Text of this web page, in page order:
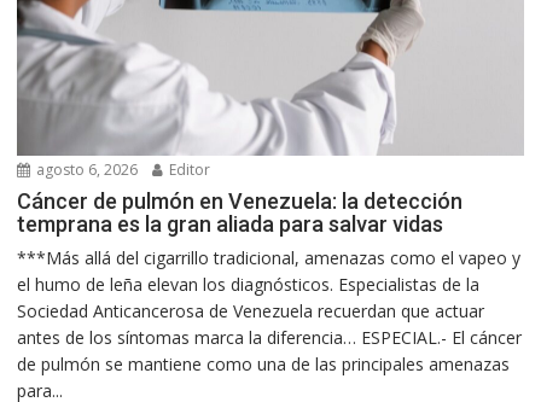
agosto 6, 2026 Editor
Cáncer de pulmón en Venezuela: la detección
temprana es la gran aliada para salvar vidas
***Más allá del cigarrillo tradicional, amenazas como el vapeo y
el humo de leña elevan los diagnósticos. Especialistas de la
Sociedad Anticancerosa de Venezuela recuerdan que actuar
antes de los síntomas marca la diferencia… ESPECIAL.- El cáncer
de pulmón se mantiene como una de las principales amenazas
para...